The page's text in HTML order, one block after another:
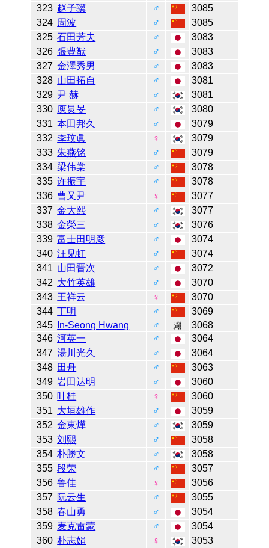
323 赵子骥 ♂
3085
324 周波 ♂
3085
325 石田芳夫 ♂
3083
326 張豊猷 ♂
3083
327 金澤秀男 ♂
3083
328 山田拓自 ♂
3081
329 尹 赫 ♂
3081
330 庾炅旻 ♂
3080
331 本田邦久 ♂
3079
332 李玟眞 ♀
3079
333 朱燕铭 ♂
3079
334 梁伟棠 ♂
3078
335 许振宇 ♂
3078
336 曹又尹 ♀
3077
337 金大熙 ♂
3077
338 金榮三 ♂
3076
339 富士田明彦 ♂
3074
340 汪见虹 ♂
3074
341 山田晋次 ♂
3072
342 大竹英雄 ♂
3070
343 王祥云 ♀
3070
344 丁明 ♂
3069
345
In-Seong Hwang ♂
3068
346 河英一 ♂
3064
347 湯川光久 ♂
3064
348 田舟 ♂
3063
349 岩田达明 ♂
3060
350 叶桂 ♀
3060
351 大垣雄作 ♂
3059
352 金東燁 ♂
3059
353 刘熙 ♂
3058
354 朴勝文 ♂
3058
355 段荣 ♂
3057
356 鲁佳 ♀
3056
357 阮云生 ♂
3055
358 春山勇 ♂
3054
359 麦克雷蒙 ♂
3054
360 朴志娟 ♀
3053